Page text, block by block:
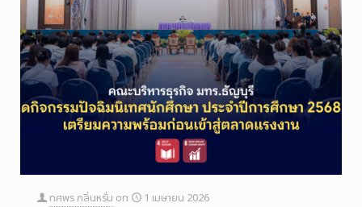
ทศพร กลิ่นหรั่น on
1 เมษายน 2026